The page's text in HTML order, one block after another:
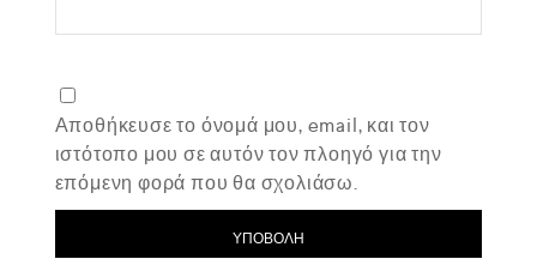
Αποθήκευσε το όνομά μου, email, και τον
ιστότοπο μου σε αυτόν τον πλοηγό για την
επόμενη φορά που θα σχολιάσω.